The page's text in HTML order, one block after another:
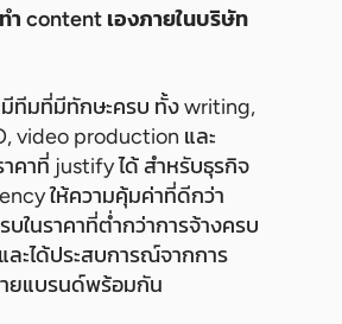
content เองภายในบริษัท
มีทีมที่มีทักษะครบ ทั้ง writing,
video production และ
คาที่ justify ได้ สำหรับธุรกิจ
ให้ความคุ้มค่าที่ดีกว่า
บในราคาที่ต่ำกว่าการจ้างครบ
ละได้ประสบการณ์จากการ
ยแบรนด์พร้อมกัน